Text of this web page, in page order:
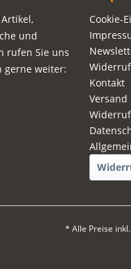
und
rufen Sie uns
gerne weiter:
Cookie-
Kontakt
* Alle Preise